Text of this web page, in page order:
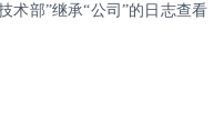
术部”继承“公司”的日志查看